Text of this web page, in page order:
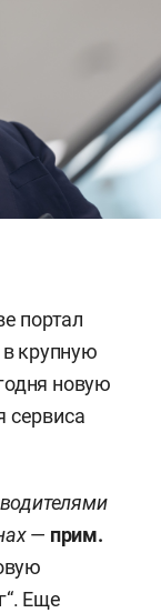
портал
в крупную
новую
сервиса
— прим.
Еще